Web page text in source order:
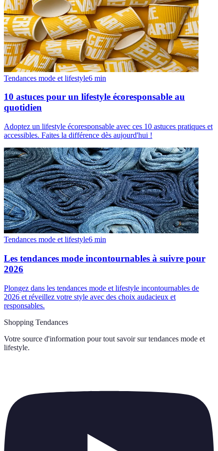
Tendances mode et lifestyle6 min
10 astuces pour un lifestyle écoresponsable au
quotidien
Adoptez un lifestyle écoresponsable avec ces 10 astuces pratiques et
accessibles. Faites la différence dès aujourd'hui !
Tendances mode et lifestyle6 min
Les tendances mode incontournables à suivre pour
2026
Plongez dans les tendances mode et lifestyle incontournables de
2026 et réveillez votre style avec des choix audacieux et
responsables.
Shopping Tendances
Votre source d'information pour tout savoir sur tendances mode et
lifestyle.